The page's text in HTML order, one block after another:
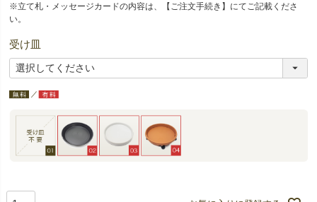
※立て札・メッセージカードの内容は、【ご注文手続き】にてご記載くださ
い。
受け皿